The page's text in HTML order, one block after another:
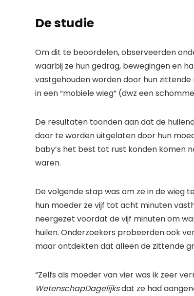
De studie
Om dit te beoordelen, observeerden
waarbij ze hun gedrag, bewegingen en
vastgehouden worden door hun
in een “mobiele wieg” (dwz een
De resultaten toonden aan dat de
door te worden uitgelaten door hun
baby’s het best tot rust konden komen
waren.
De volgende stap was om ze in de wieg
hun moeder ze vijf tot acht minuten
neergezet voordat de vijf minuten om
huilen. Onderzoekers probeerden ook
maar ontdekten dat alleen de zittende
“Zelfs als moeder van vier was ik zeer
WetenschapDagelijksdat ze had